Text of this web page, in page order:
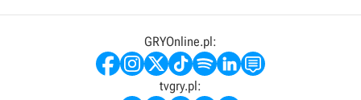
GRYOnline.pl:
tvgry.pl: